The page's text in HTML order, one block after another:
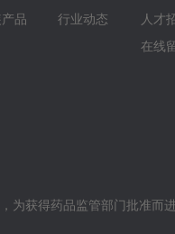
品
行业动态
人才
在线
为获得药品监管部门批准而